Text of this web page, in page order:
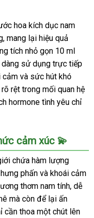
hoa kích dục nam
mang lại hiệu quả
tích nhỏ gọn 10 ml
sử dụng trực tiếp
cảm và sức hút khó
rệt trong mối quan hệ
hormone tình yêu chỉ
cảm xúc 💫
chứa hàm lượng
phấn và khoái cảm
thơm nam tính, dễ
mà còn để lại ấn
cần thoa một chút lên